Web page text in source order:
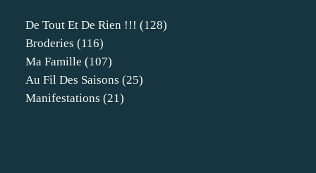
De Tout Et De Rien !!! (128)
Broderies (116)
Ma Famille (107)
Au Fil Des Saisons (25)
Manifestations (21)